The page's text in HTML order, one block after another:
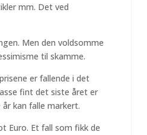
mm. Det ved
Men den voldsomme
til skamme.
er fallende i det
fint det siste året er
kan falle markert.
Euro. Et fall som fikk de